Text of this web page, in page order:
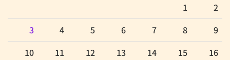
1
2
3
4 5 6 7 8
9
10
11 12 13 14 15
16